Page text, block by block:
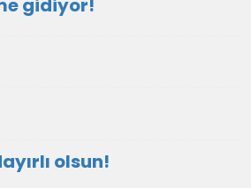
gidiyor!
olsun!